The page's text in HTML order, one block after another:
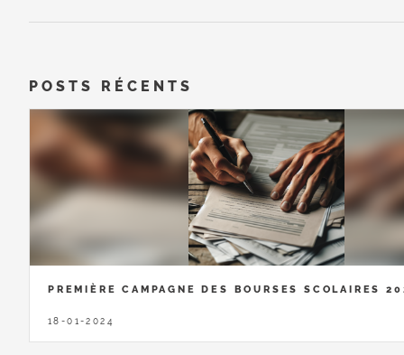
POSTS RÉCENTS
PREMIÈRE CAMPAGNE DES BOURSES SCOLAIRES
18-01-2024